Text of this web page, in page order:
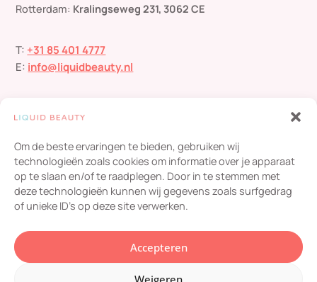
Om de beste ervaringen te bieden, gebruiken wij
technologieën zoals cookies om informatie over je apparaat
op te slaan en/of te raadplegen. Door in te stemmen met
deze technologieën kunnen wij gegevens zoals surfgedrag
of unieke ID's op deze site verwerken.
Accepteren
Weigeren
Rotterdam: Kralingseweg 231, 3062 CE
T: +31 85 401 4777
E: info@liquidbeauty.nl
Liquid Beauty scoort een4,8 / 5op basis van454
beoordelingen
© 2024 Liquid Beauty – Alle rechten voorbehouden |
cookie policy
Klachtenregeling